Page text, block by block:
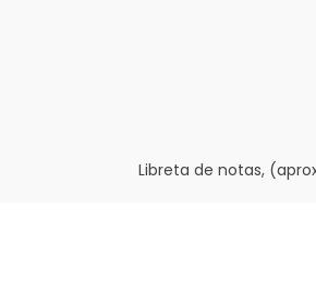
Libreta de notas,